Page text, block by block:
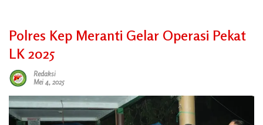
Polres Kep Meranti Gelar Operasi Pekat
LK 2025
Redaksi
Mei 4, 2025